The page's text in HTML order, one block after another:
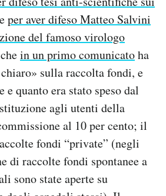
per aver difeso Matteo Salvini
del famoso virologo
in un primo comunicatoha
sulla raccolta fondi, e
e quanto era stato speso dal
agli utenti della
al 10 per cento; il
fondi “private” (negli
di raccolte fondi spontanee a
sono state aperte su